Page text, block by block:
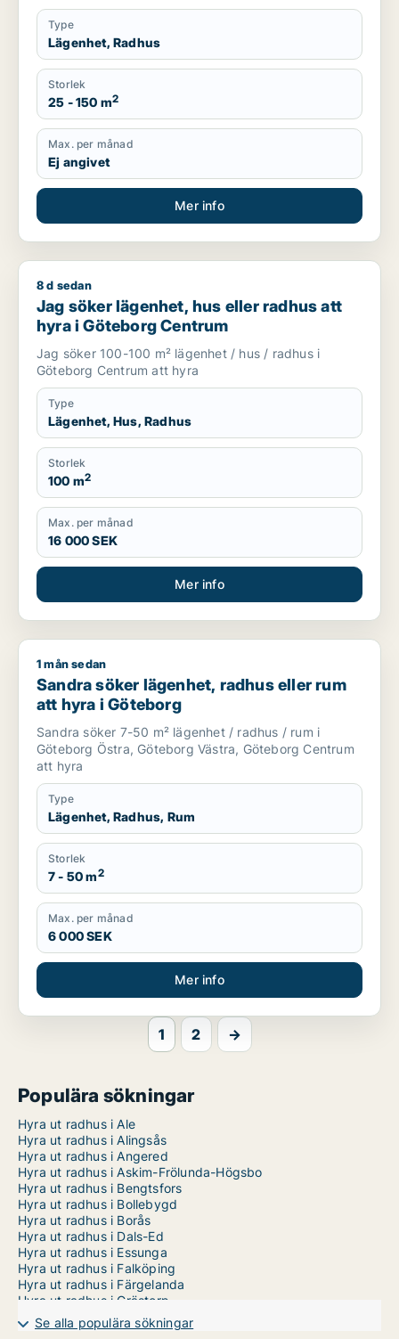
Type
Lägenhet, Radhus
Storlek
25 - 150 m2
Max. per månad
Ej angivet
Mer info
Jag söker lägenhet, hus eller radhus att hyra i Göteborg
8 d sedan
Jag söker lägenhet, hus eller radhus att
hyra i Göteborg Centrum
Jag söker 100-100 m² lägenhet / hus / radhus i
Göteborg Centrum att hyra
Type
Lägenhet, Hus, Radhus
Storlek
100 m2
Max. per månad
16 000 SEK
Mer info
Sandra söker lägenhet, radhus eller rum att hyra i Göteborg
1 mån sedan
Sandra söker lägenhet, radhus eller rum
att hyra i Göteborg
Sandra söker 7-50 m² lägenhet / radhus / rum i
Göteborg Östra, Göteborg Västra, Göteborg Centrum
att hyra
Type
Lägenhet, Radhus, Rum
Storlek
7 - 50 m2
Max. per månad
6 000 SEK
Mer info
1 2 →
Populära sökningar
Hyra ut radhus i Ale
Hyra ut radhus i Alingsås
Hyra ut radhus i Angered
Hyra ut radhus i Askim-Frölunda-Högsbo
Hyra ut radhus i Bengtsfors
Hyra ut radhus i Bollebygd
Hyra ut radhus i Borås
Hyra ut radhus i Dals-Ed
Hyra ut radhus i Essunga
Hyra ut radhus i Falköping
Hyra ut radhus i Färgelanda
Hyra ut radhus i Grästorp
Hyra ut radhus i Gullspång
Hyra ut radhus i Göteborg Centrum
Se alla populära sökningar